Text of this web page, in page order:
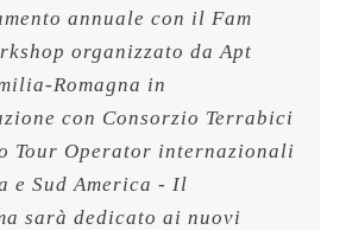
annuale con il Fam
organizzato da Apt
Romagna in
con Consorzio Terrabici
Tour Operator internazionali
e Sud America - Il
sarà dedicato ai nuovi